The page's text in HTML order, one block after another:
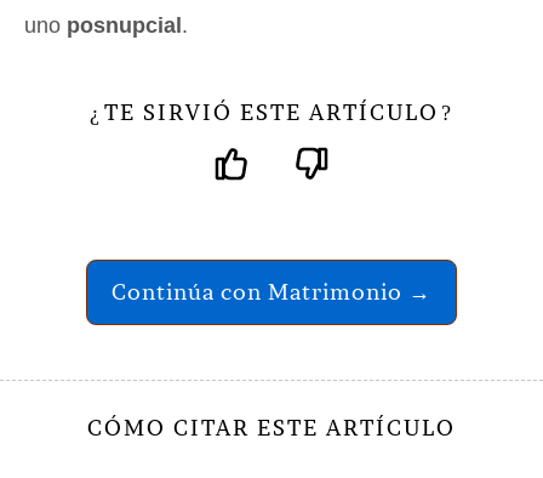
uno posnupcial.
¿ TE SIRVIÓ ESTE ARTÍCULO ?
Continúa con Matrimonio →
CÓMO CITAR ESTE ARTÍCULO